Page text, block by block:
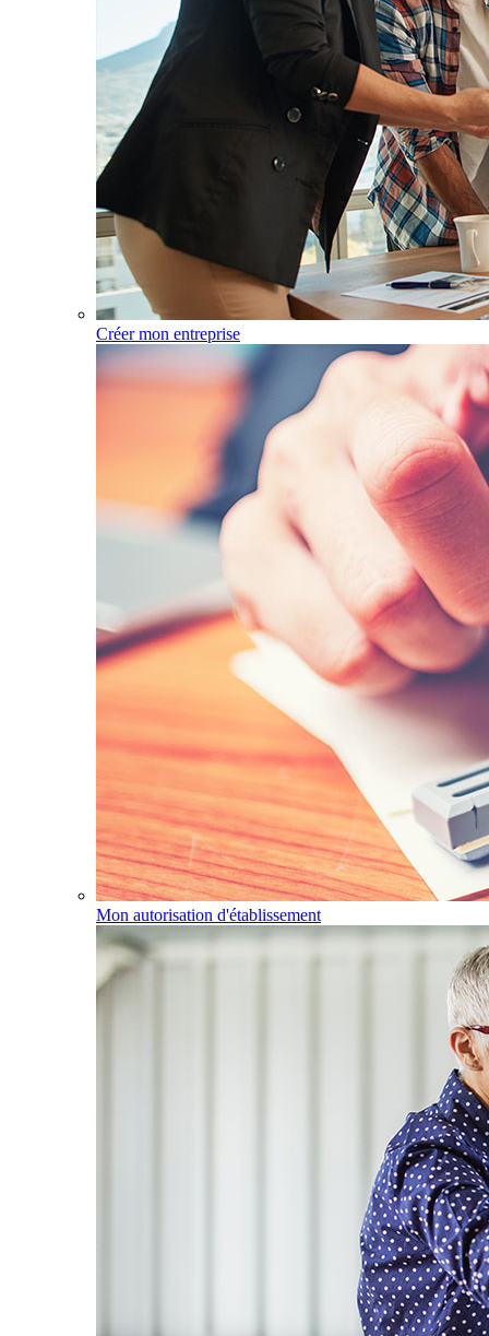
Créer mon entreprise
Mon autorisation d'établissement